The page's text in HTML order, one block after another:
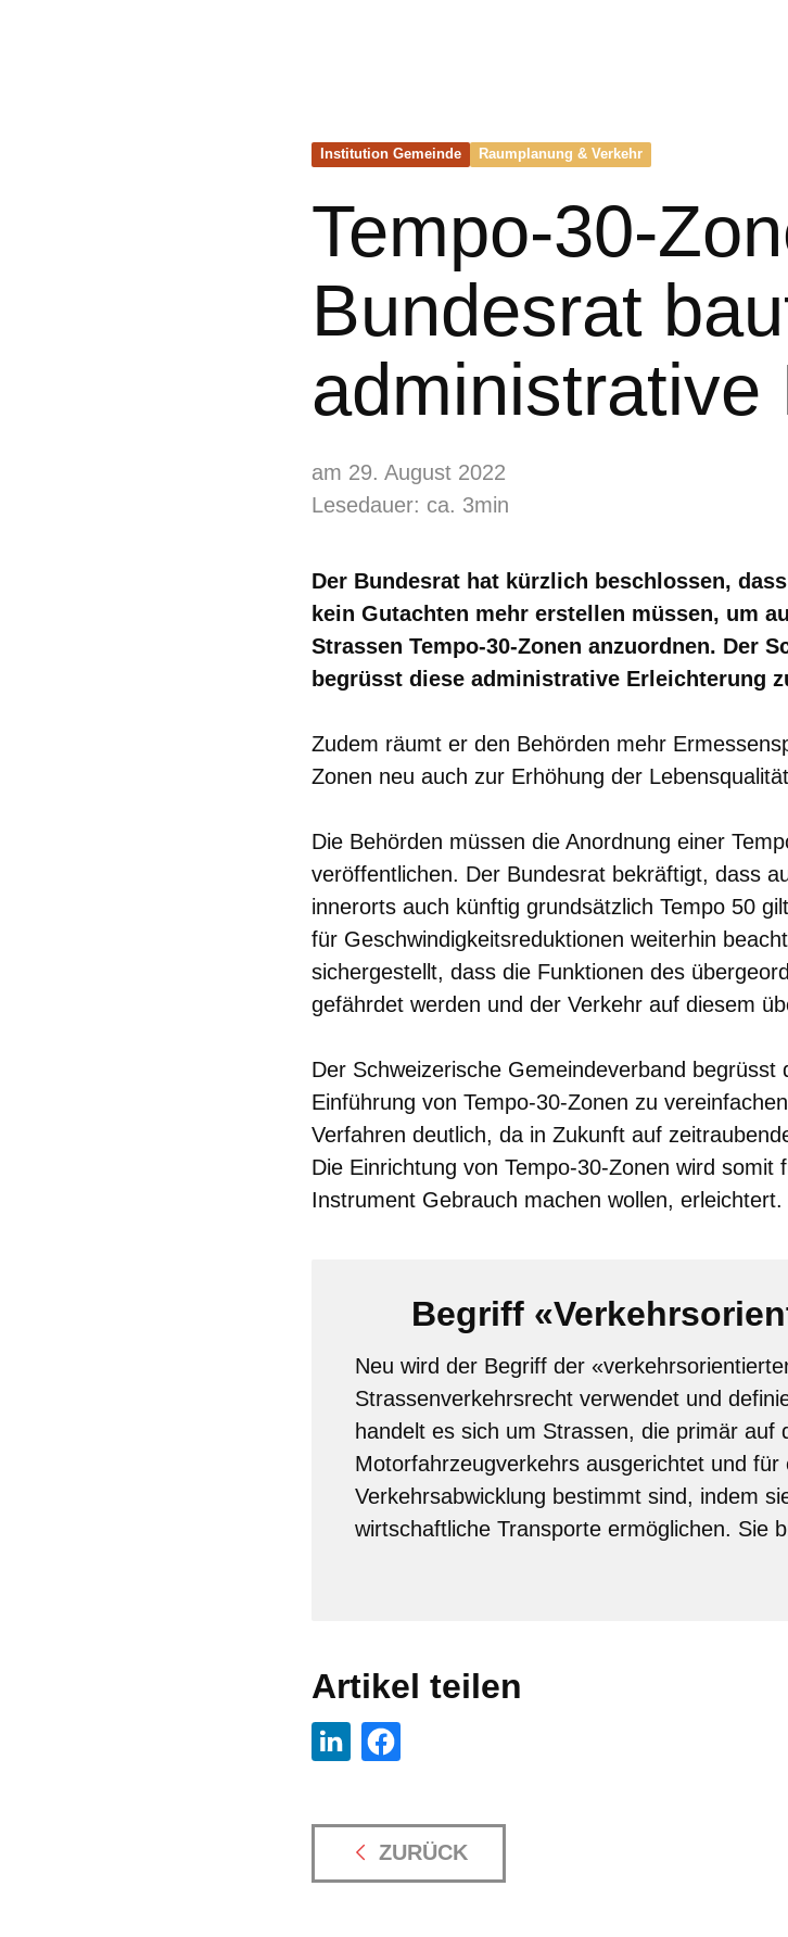
Institution Gemeinde Raumplanung & Verkehr
Tempo-30-
Bundesrat
administrative
am 29. August 2022
Lesedauer: ca. 3min
Der Bundesrat hat kürzlich beschlossen,
kein Gutachten mehr erstellen müssen, um
Strassen Tempo-30-Zonen anzuordnen. Der
begrüsst diese administrative Erleichterung
Zudem räumt er den Behörden mehr
Zonen neu auch zur Erhöhung der
Die Behörden müssen die Anordnung einer
veröffentlichen. Der Bundesrat bekräftigt, dass
innerorts auch künftig grundsätzlich Tempo 50
für Geschwindigkeitsreduktionen weiterhin
sichergestellt, dass die Funktionen des
gefährdet werden und der Verkehr auf diesem
Der Schweizerische Gemeindeverband
Einführung von Tempo-30-Zonen zu
Verfahren deutlich, da in Zukunft auf
Die Einrichtung von Tempo-30-Zonen wird somit
Instrument Gebrauch machen wollen, erleichtert.
Begriff
Neu wird der Begriff der
Strassenverkehrsrecht verwendet und
handelt es sich um Strassen, die primär auf
Motorfahrzeugverkehrs ausgerichtet und für
Verkehrsabwicklung bestimmt sind, indem
wirtschaftliche Transporte ermöglichen. Sie
Artikel teilen
ZURÜCK